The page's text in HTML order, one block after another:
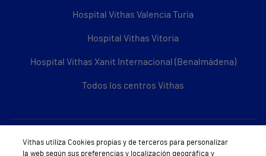
Hospital Vithas Valencia Turia
Hospital Vithas Vitoria
Hospital Vithas Xanit Internacional (Benalmádena)
Todos los centros Vithas
Sobre Vithas
Vithas utiliza Cookies propias y de terceros para personalizar
la web según sus preferencias y localización geográfica y